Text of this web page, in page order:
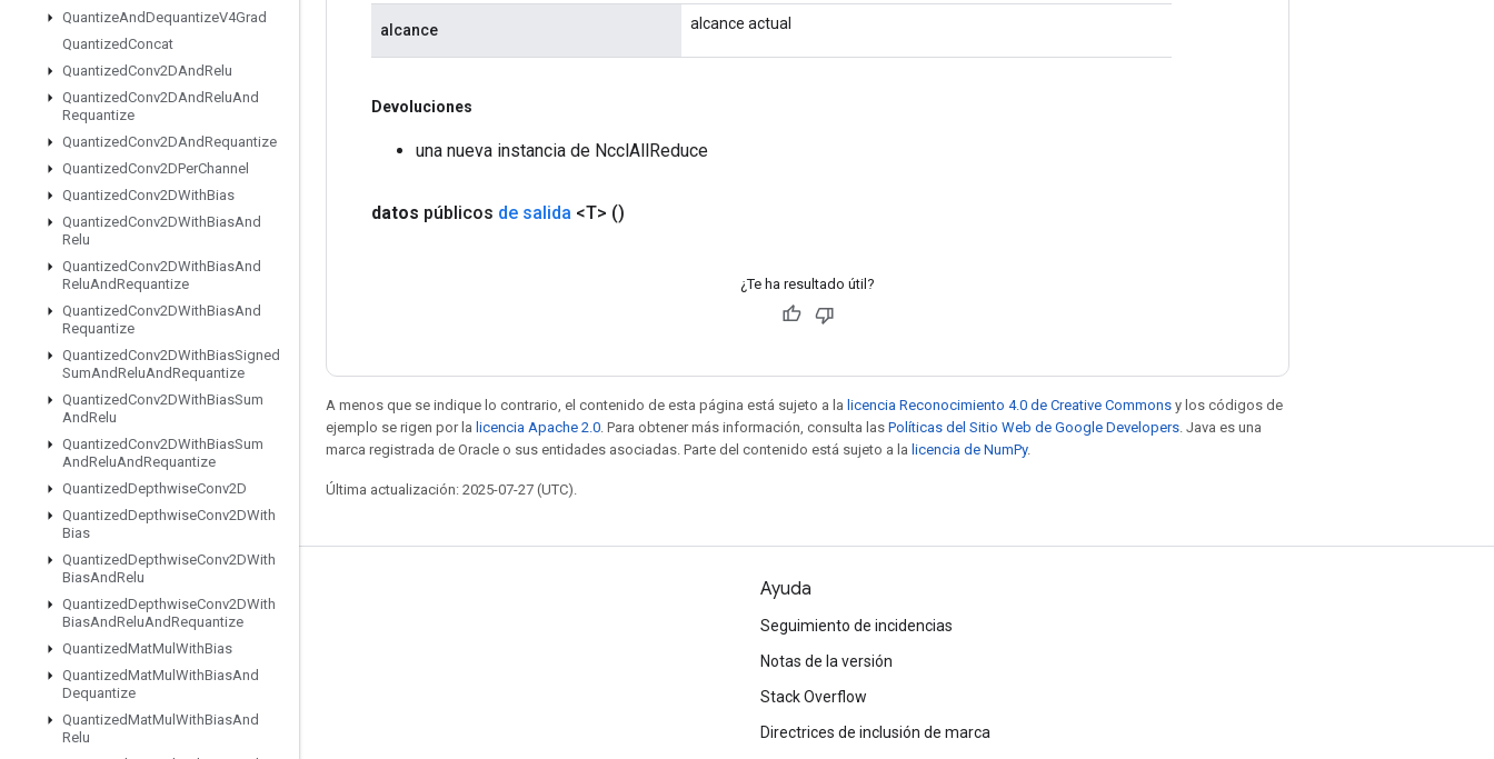
QuantizeAndDequantizeV4Grad
QuantizedConcat
QuantizedConv2DAndRelu
QuantizedConv2DAndReluAnd
Requantize
QuantizedConv2DAndRequantize
QuantizedConv2DPerChannel
QuantizedConv2DWithBias
QuantizedConv2DWithBiasAnd
Relu
QuantizedConv2DWithBiasAnd
ReluAndRequantize
QuantizedConv2DWithBiasAnd
Requantize
QuantizedConv2DWithBiasSigned
SumAndReluAndRequantize
QuantizedConv2DWithBiasSum
AndRelu
QuantizedConv2DWithBiasSum
AndReluAndRequantize
QuantizedDepthwiseConv2D
QuantizedDepthwiseConv2DWith
Bias
QuantizedDepthwiseConv2DWith
BiasAndRelu
QuantizedDepthwiseConv2DWith
BiasAndReluAndRequantize
QuantizedMatMul WithBias
QuantizedMatMul WithBiasAnd
Dequantize
QuantizedMatMul WithBiasAnd
Relu
alcance alcance actual
Devoluciones
una nueva instancia de NcclAllReduce
datos públicos de salida <T> ()
¿Te ha resultado útil?
A menos que se indique lo contrario, el contenido de esta página está sujeto a la licencia Reconocimiento 4.0 de Creative Commons y los códigos de
ejemplo se rigen por la licencia Apache 2.0 . Para obtener más información, consulta las Políticas del Sitio Web de Google Developers . Java es una
marca registrada de Oracle o sus entidades asociadas. Parte del contenido está sujeto a la licencia de NumPy.
Última actualización: 2025-07-27 (UTC).
Seguir conectado
GitHub
Twitter
Ayuda
Seguimiento de incidencias
Notas de la versión
Stack Overflow
Directrices de inclusión de marca